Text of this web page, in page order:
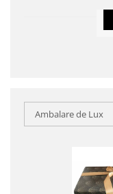
Ambalare de Lux